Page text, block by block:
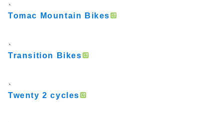
Tomac Mountain Bikes
Transition Bikes
Twenty 2 cycles